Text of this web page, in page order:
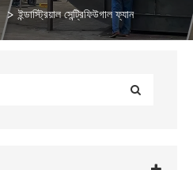
ইন্ডাস্ট্রিয়াল সেন্ট্রিফিউগাল ফ্যান